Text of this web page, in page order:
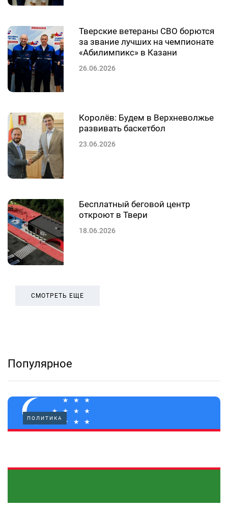
Тверские ветераны СВО борются
за звание лучших на чемпионате
«Абилимпикс» в Казани
26.06.2026
Королёв: Будем в Верхневолжье
развивать баскетбол
23.06.2026
Бесплатный беговой центр
откроют в Твери
18.06.2026
СМОТРЕТЬ ЕЩЕ
Популярное
ПОЛИТИКА